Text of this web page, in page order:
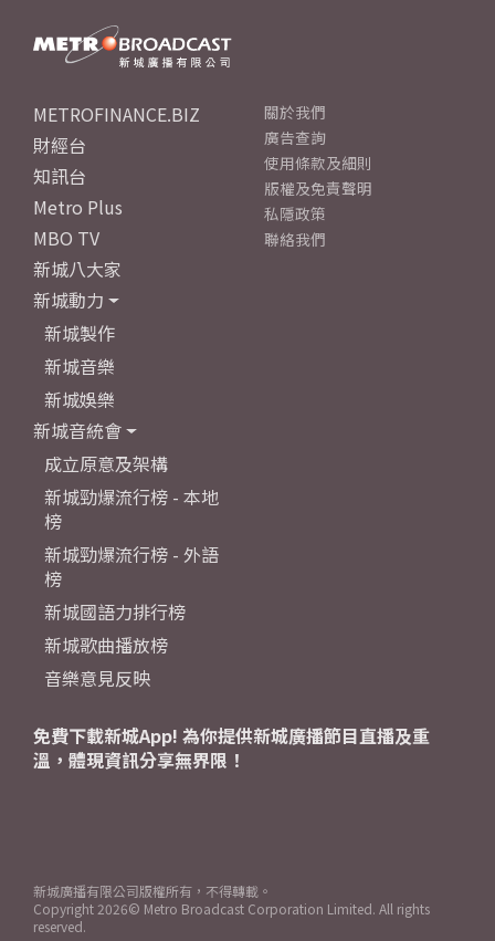
METROFINANCE.BIZ
財經台
知訊台
Metro Plus
MBO TV
新城八大家
新城動力
新城製作
新城音樂
新城娛樂
新城音統會
成立原意及架構
新城勁爆流行榜 - 本地
榜
新城勁爆流行榜 - 外語
榜
新城國語力排行榜
新城歌曲播放榜
音樂意見反映
關於我們
廣告查詢
使用條款及細則
版權及免責聲明
私隱政策
聯絡我們
免費下載新城App! 為你提供新城廣播節目直播及重
溫，體現資訊分享無界限！
新城廣播有限公司版權所有，不得轉載。
Copyright 2026© Metro Broadcast Corporation Limited. All rights
reserved.